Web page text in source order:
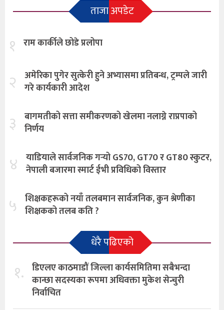
ताजा अपडेट
१ राम कार्कीले छोडे प्रलोपा
२ अमेरिका पुगेर सुत्केरी हुने अभ्यासमा प्रतिबन्ध, ट्रम्पले जारी
गरे कार्यकारी आदेश
३ बागमतीको सत्ता समीकरणको खेलमा नलाग्ने राप्रपाको
निर्णय
४ याडियाले सार्वजनिक गर्‍यो GS70, GT70 र GT80 स्कुटर,
नेपाली बजारमा स्मार्ट ईभी प्रविधिको विस्तार
५ शिक्षकहरूको नयाँ तलबमान सार्वजनिक, कुन श्रेणीका
शिक्षकको तलब कति ?
धेरै पढिएको
१. डिएलए काठमाडौं जिल्ला कार्यसमितिमा सबैभन्दा
कान्छा सदस्यका रूपमा अधिवक्ता मुकेश सेन्चुरी
निर्वाचित